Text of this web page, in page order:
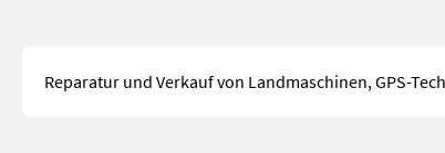
Reparatur und Verkauf von Landmaschinen, GPS-